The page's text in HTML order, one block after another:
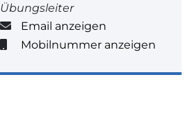
Übungsleiter
Email anzeigen
Mobilnummer anzeigen